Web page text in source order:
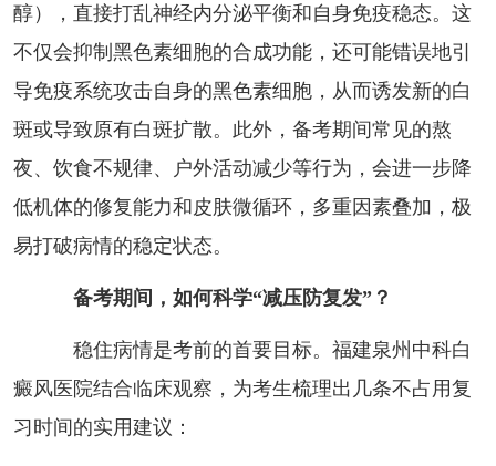
醇），直接打乱神经内分泌平衡和自身免疫稳态。这
不仅会抑制黑色素细胞的合成功能，还可能错误地引
导免疫系统攻击自身的黑色素细胞，从而诱发新的白
斑或导致原有白斑扩散。此外，备考期间常见的熬
夜、饮食不规律、户外活动减少等行为，会进一步降
低机体的修复能力和皮肤微循环，多重因素叠加，极
易打破病情的稳定状态。
备考期间，如何科学“减压防复发”？
稳住病情是考前的首要目标。福建泉州中科白
癜风医院结合临床观察，为考生梳理出几条不占用复
习时间的实用建议：